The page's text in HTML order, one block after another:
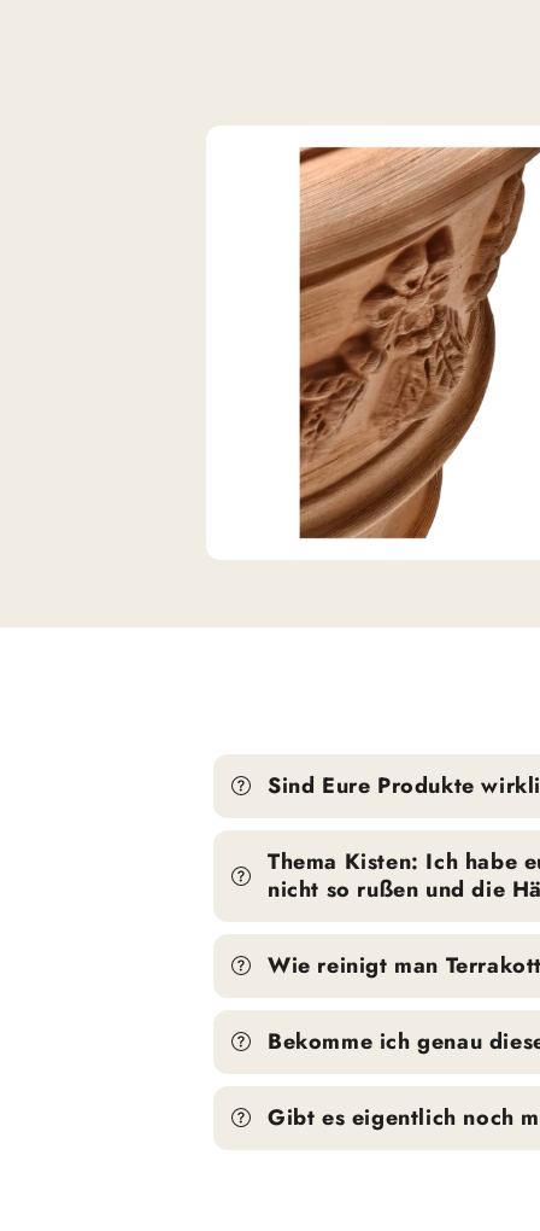
Sind Eure Produkte
Thema Kisten: Ich habe
nicht so rußen und die
Wie reinigt man
Bekomme ich genau
Gibt es eigentlich noch